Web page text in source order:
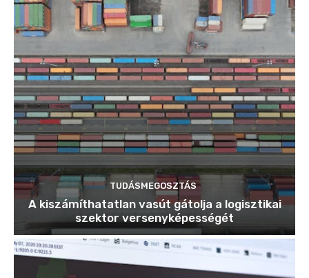
TUDÁSMEGOSZTÁS
A kiszámíthatatlan vasút gátolja a logisztikai
szektor versenyképességét